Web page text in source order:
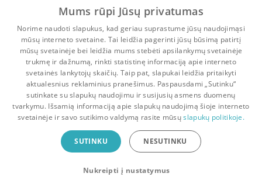
Miley Cyrus, Hilary Liftin
13 1
Pradinis Krepšelis Pokalbiai Pranešimai Paskyra
Bookswap programėlė
Mainykis knygomis dar patogiau!
Uždaryti
Mums rūpi Jūsų privatumas
Norime naudoti slapukus, kad geriau suprastume jūsų naudojimąsi
mūsų interneto svetaine. Tai leidžia pagerinti jūsų būsimą patirtį
mūsų svetainėje bei leidžia mums stebėti apsilankymų svetainėje
trukmę ir dažnumą, rinkti statistinę informaciją apie interneto
svetainės lankytojų skaičių. Taip pat, slapukai leidžia pritaikyti
aktualesnius reklaminius pranešimus. Paspausdami „Sutinku“
sutinkate su slapukų naudojimu ir susijusių asmens duomenų
tvarkymu. Išsamią informaciją apie slapukų naudojimą šioje interneto
svetainėje ir savo sutikimo valdymą rasite mūsųslapukų politikoje.
SUTINKU NESUTINKU
Nukreipti į nustatymus